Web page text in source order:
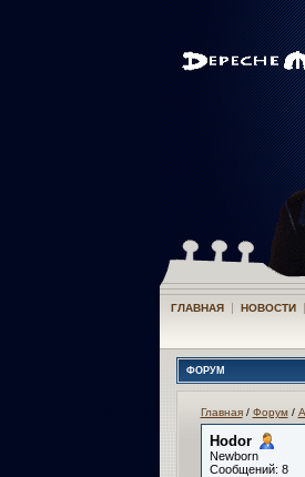
ГЛАВНАЯ | НОВОСТИ |
ФОРУМ
Главная/ Форум/
Hodor­
Newborn
Сообщений: 8